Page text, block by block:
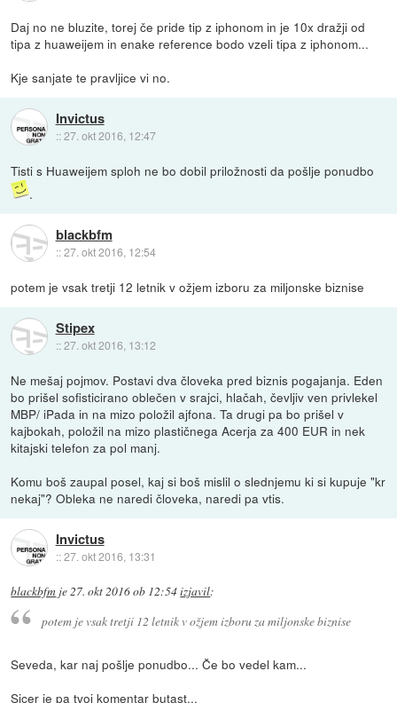
Daj no ne bluzite, torej če pride tip z iphonom in je 10x dražji od
tipa z huaweijem in enake reference bodo vzeli tipa z iphonom...
Kje sanjate te pravljice vi no.
Invictus
::27. okt 2016, 12:47
Tisti s Huaweijem sploh ne bo dobil priložnosti da pošlje ponudbo
.
blackbfm
::27. okt 2016, 12:54
potem je vsak tretji 12 letnik v ožjem izboru za miljonske biznise
Stipex
::27. okt 2016, 13:12
Ne mešaj pojmov. Postavi dva človeka pred biznis pogajanja. Eden
bo prišel sofisticirano oblečen v srajci, hlačah, čevljiv ven privlekel
MBP/ iPada in na mizo položil ajfona. Ta drugi pa bo prišel v
kajbokah, položil na mizo plastičnega Acerja za 400 EUR in nek
kitajski telefon za pol manj.
Komu boš zaupal posel, kaj si boš mislil o slednjemu ki si kupuje "kr
nekaj"? Obleka ne naredi človeka, naredi pa vtis.
Invictus
::27. okt 2016, 13:31
blackbfm je27. okt 2016 ob 12:54izjavil:
potem je vsak tretji 12 letnik v ožjem izboru za miljonske biznise
Seveda, kar naj pošlje ponudbo... Če bo vedel kam...
Sicer je pa tvoj komentar butast...